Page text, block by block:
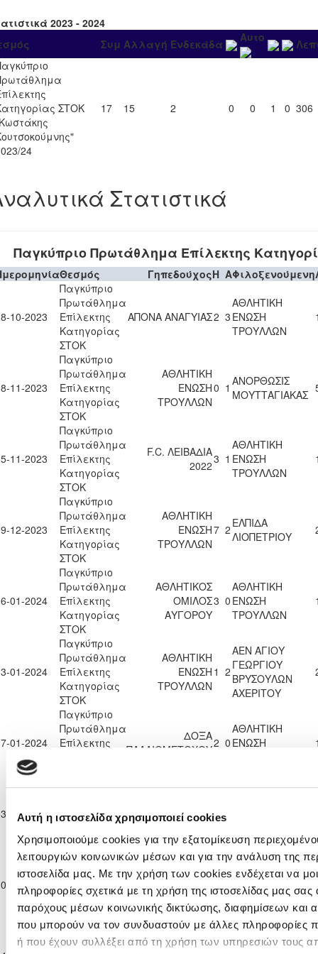
Αυτή η ιστοσελίδα χρησιμοποιεί cookies
Χρησιμοποιούμε cookies για την εξατομίκευση
λειτουργιών κοινωνικών μέσων και για την ανάλυση της
ιστοσελίδα μας. Με την χρήση των cookies ενδέχεται να
πληροφορίες σχετικά με τη χρήση της ιστοσελίδας μας
παρόχους μέσων κοινωνικής δικτύωσης, διαφημίσεων και
που μπορούν να τον συνδυαστούν με άλλες πληροφορίες
ή που έχουν συλλέξει από τη χρήση των υπηρεσιών τους
2023 - 2024
Συμ Αλλαγή Ενδεκάδα Αυτο
ΣΤΟΚ
24
17 15 2 0 0 1 0 306
Στατιστικά
Παγκύπριο Πρωτάθλημα Επίλεκτης
Θεσμός ΓηπεδούχοςH AΦιλοξενούμενη
10-2023
Παγκύπριο
Πρωτάθλημα
Επίλεκτης
Κατηγορίας
ΣΤΟΚ
ΑΠΟΝΑ ΑΝΑΓΥΙΑΣ2 3
ΑΘΛΗΤΙΚΗ
ΕΝΩΣΗ
ΤΡΟΥΛΛΩΝ
11-2023
Παγκύπριο
Πρωτάθλημα
Επίλεκτης
Κατηγορίας
ΣΤΟΚ
ΑΘΛΗΤΙΚΗ
ΕΝΩΣΗ
ΤΡΟΥΛΛΩΝ
0 1 ΑΝΟΡΘΩΣΙΣ
ΜΟΥΤΤΑΓΙΑΚΑΣ
11-2023
Παγκύπριο
Πρωτάθλημα
Επίλεκτης
Κατηγορίας
ΣΤΟΚ
F.C. ΛΕΙΒΑΔΙΑ
20223 1
ΑΘΛΗΤΙΚΗ
ΕΝΩΣΗ
ΤΡΟΥΛΛΩΝ
12-2023
Παγκύπριο
Πρωτάθλημα
Επίλεκτης
Κατηγορίας
ΣΤΟΚ
ΑΘΛΗΤΙΚΗ
ΕΝΩΣΗ
ΤΡΟΥΛΛΩΝ
7 2 ΕΛΠΙΔΑ
ΛΙΟΠΕΤΡΙΟΥ
01-2024
Παγκύπριο
Πρωτάθλημα
Επίλεκτης
Κατηγορίας
ΣΤΟΚ
ΑΘΛΗΤΙΚΟΣ
ΟΜΙΛΟΣ
ΑΥΓΟΡΟΥ
3 0
ΑΘΛΗΤΙΚΗ
ΕΝΩΣΗ
ΤΡΟΥΛΛΩΝ
01-2024
Παγκύπριο
Πρωτάθλημα
Επίλεκτης
Κατηγορίας
ΣΤΟΚ
ΑΘΛΗΤΙΚΗ
ΕΝΩΣΗ
ΤΡΟΥΛΛΩΝ
1 2
ΑΕΝ ΑΓΙΟΥ
ΓΕΩΡΓΙΟΥ
ΒΡΥΣΟΥΛΩΝ
ΑΧΕΡΙΤΟΥ
01-2024
Παγκύπριο
Πρωτάθλημα
Επίλεκτης
ΔΟΞΑ
ΠΑΛΑΙΟΜΕΤΟΧΟΥ2 0
ΑΘΛΗΤΙΚΗ
ΕΝΩΣΗ
02-2024
Παγκύπριο
Επίλεκτης
Κατηγορίας
ΣΤΟΚ
ΕΝΩΣΗ2 2
02-2024
Παγκύπριο
Πρωτάθλημα
Επίλεκτης
Κατηγορίας
ΣΤΟΚ
ΑΠΟΛΛΩΝ
ΓΕΡΙΟΥ
ΑΘΛΗΤΙΚΗ
ΕΝΩΣΗ
ΤΡΟΥΛΛΩΝ
Παγκύπριο
Πρωτάθλημα
Ε. Ν. ΘΟΙ
ΑΘΛΗΤΙΚΗ